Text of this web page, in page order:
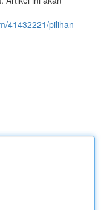
41432221/pilihan-